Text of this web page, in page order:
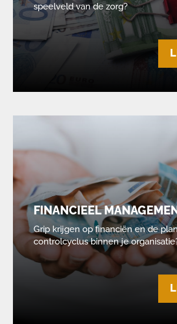
speelveld van de zorg?
FINANCIEEL
Grip krijgen op financiën en de
controlcyclus binnen je